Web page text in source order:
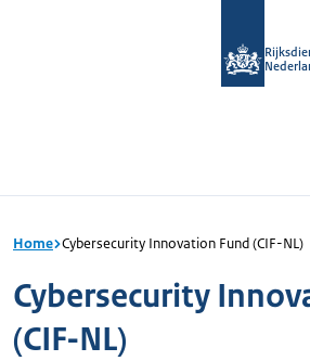
Home Cybersecurity Innovation Fund (CIF-NL)
Cybersecurity
(CIF-NL)